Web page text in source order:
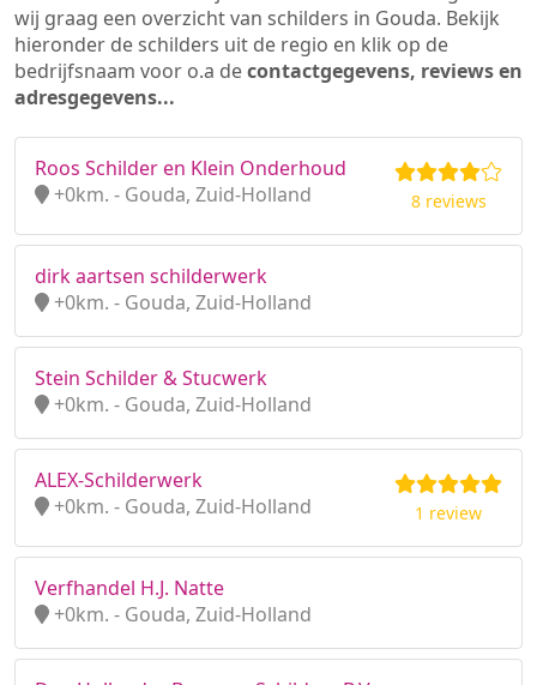
wij graag een overzicht van schilders in Gouda. Bekijk
hieronder de schilders uit de regio en klik op de
bedrijfsnaam voor o.a decontactgegevens, reviews en
adresgegevens...
Roos Schilder en Klein Onderhoud
+0km. - Gouda, Zuid-Holland
8 reviews
dirk aartsen schilderwerk
+0km. - Gouda, Zuid-Holland
Stein Schilder & Stucwerk
+0km. - Gouda, Zuid-Holland
ALEX-Schilderwerk
+0km. - Gouda, Zuid-Holland
1 review
Verfhandel H.J. Natte
+0km. - Gouda, Zuid-Holland